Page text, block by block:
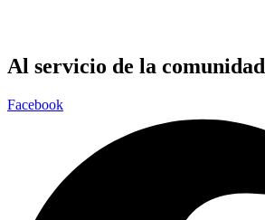
Al servicio de la comunidad
Facebook